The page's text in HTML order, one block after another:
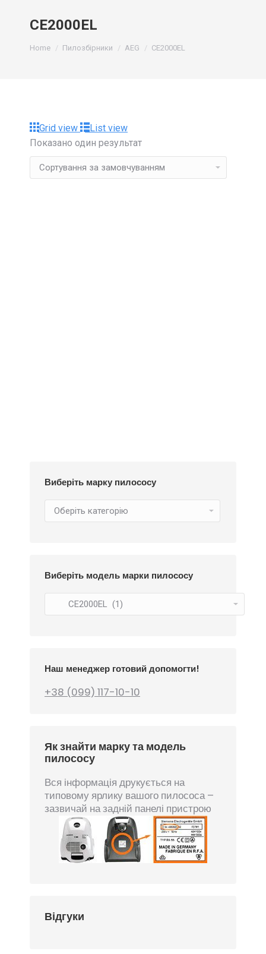
CE2000EL
Home Пилозбірники AEG CE2000EL
Grid view
List view
Показано один результат
Виберіть марку пилососу
Виберіть модель марки пилососу
Наш менеджер готовий допомогти!
+38 (099) 117-10-10
Як знайти марку та модель
пилососу
Вся інформація друкується на
типовому ярлику вашого пилососа –
зазвичай на задній панелі пристрою
Відгуки